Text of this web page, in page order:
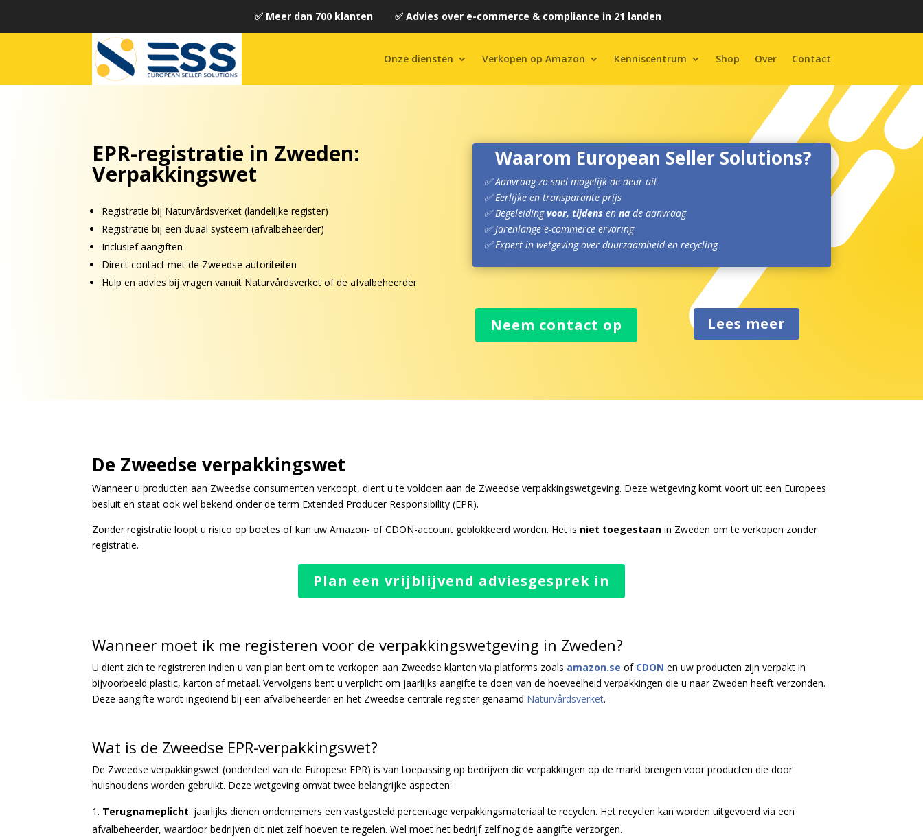
✅ Meer dan 700 klanten ✅ Advies over e-commerce & compliance in 21 landen
Onze diensten Verkopen op Amazon Kenniscentrum Shop Over Contact
EPR-registratie in Zweden:
Verpakkingswet
Registratie bij Naturvårdsverket (landelijke register)
Registratie bij een duaal systeem (afvalbeheerder)
Inclusief aangiften
Direct contact met de Zweedse autoriteiten
Hulp en advies bij vragen vanuit Naturvårdsverket of de afvalbeheerder
Waarom European Seller Solutions?
✅Aanvraag zo snel mogelijk de deur uit
✅ Eerlijke en transparante prijs
✅Begeleidingvoor, tijdensen na de aanvraag
✅Jarenlange e-commerce ervaring
✅ Expert in wetgeving over duurzaamheid en recycling
Neem contact op Lees meer
De Zweedse verpakkingswet
Wanneer u producten aan Zweedse consumenten verkoopt, dient u te voldoen aan de Zweedse verpakkingswetgeving. Deze wetgeving komt voort uit een Europees
besluit en staat ook wel bekend onder de term Extended Producer Responsibility (EPR).
Zonder registratie loopt u risico op boetes of kan uw Amazon- of CDON-account geblokkeerd worden. Het is niet toegestaan in Zweden om te verkopen zonder
registratie.
Plan een vrijblijvend adviesgesprek in
Wanneer moet ik me registeren voor de verpakkingswetgeving in Zweden?
U dient zich te registreren indien u van plan bent om te verkopen aan Zweedse klanten via platforms zoals amazon.se of CDON en uw producten zijn verpakt in
bijvoorbeeld plastic, karton of metaal. Vervolgens bent u verplicht om jaarlijks aangifte te doen van de hoeveelheid verpakkingen die u naar Zweden heeft verzonden.
Deze aangifte wordt ingediend bij een afvalbeheerder en het Zweedse centrale register genaamd Naturvårdsverket.
Wat is de Zweedse EPR-verpakkingswet?
De Zweedse verpakkingswet (onderdeel van de Europese EPR) is van toepassing op bedrijven die verpakkingen op de markt brengen voor producten die door
huishoudens worden gebruikt. Deze wetgeving omvat twee belangrijke aspecten:
Terugnameplicht: jaarlijks dienen ondernemers een vastgesteld percentage verpakkingsmateriaal te recyclen. Het recyclen kan worden uitgevoerd via een
afvalbeheerder, waardoor bedrijven dit niet zelf hoeven te regelen. Wel moet het bedrijf zelf nog de aangifte verzorgen.